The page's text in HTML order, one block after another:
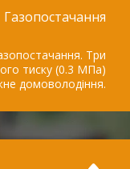
Газопостачання
Три
тиску (0.3 МПа)
домоволодіння.